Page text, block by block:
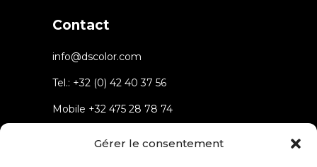
Gérer le consentement
Contact
info@dscolor.com
Tel.: +32 (0) 42 40 37 56
Mobile +32 475 28 78 74